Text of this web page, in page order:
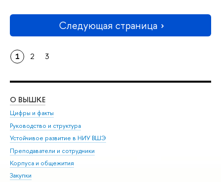
Следующая страница
1 2 3
О ВЫШКЕ
Цифры и факты
Руководство и структура
Устойчивое развитие в НИУ ВШЭ
Преподаватели и сотрудники
Корпуса и общежития
Закупки